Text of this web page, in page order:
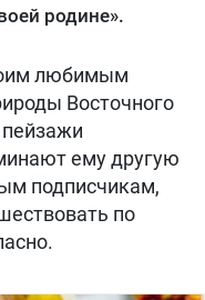
родине».
любимым
Восточного
пейзажи
ему другую
подписчикам,
по